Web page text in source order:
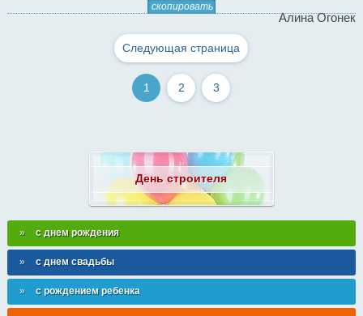
скопировать
Алина Огонек
Следующая страница
1 2 3
День строителя
с днем рождения
с днем свадьбы
с рождением ребенка